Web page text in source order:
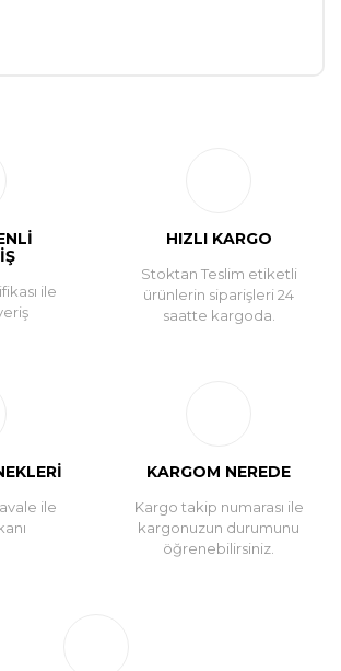
ile
HIZLI KARGO
Stoktan Teslim etiketli
ürünlerin siparişleri 24
saatte kargoda.
ile
KARGOM NEREDE
Kargo takip numarası ile
kargonuzun durumunu
öğrenebilirsiniz.